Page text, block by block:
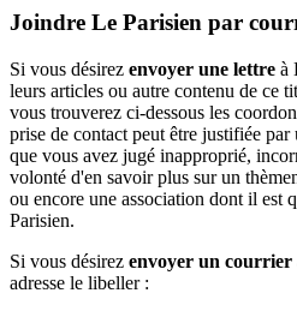
Joindre Le Parisien par
Si vous désirez envoyer une lettre à
leurs articles ou autre contenu de ce
vous trouverez ci-dessous les
prise de contact peut être justifiée
que vous avez jugé inapproprié,
volonté d'en savoir plus sur un
ou encore une association dont il est
Parisien.
Si vous désirez envoyer un courrier
adresse le libeller :